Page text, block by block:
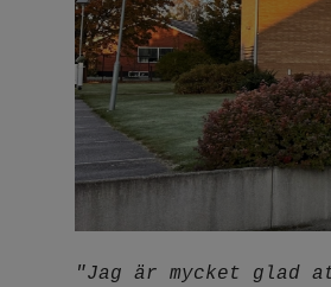
"Jag är mycket glad